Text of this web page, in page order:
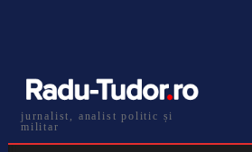
jurnalist, analist politic și
militar